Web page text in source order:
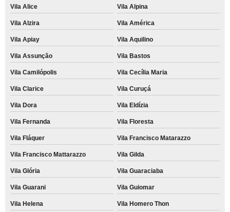
Vila Alice Vila Alpina
Vila Alzira Vila América
Vila Apiay Vila Aquilino
Vila Assunção Vila Bastos
Vila Camilópolis Vila Cecília Maria
Vila Clarice Vila Curuçá
Vila Dora Vila Eldízia
Vila Fernanda Vila Floresta
Vila Fláquer Vila Francisco Matarazzo
Vila Francisco Mattarazzo Vila Gilda
Vila Glória Vila Guaraciaba
Vila Guarani Vila Guiomar
Vila Helena Vila Homero Thon